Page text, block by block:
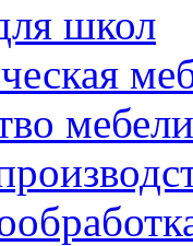
школ
мебели